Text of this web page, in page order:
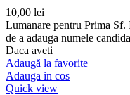
10,00 lei
Lumanare pentru Prima Sf.
de a adauga numele
Daca aveti
Adaugă la favorite
Adauga in cos
Quick view